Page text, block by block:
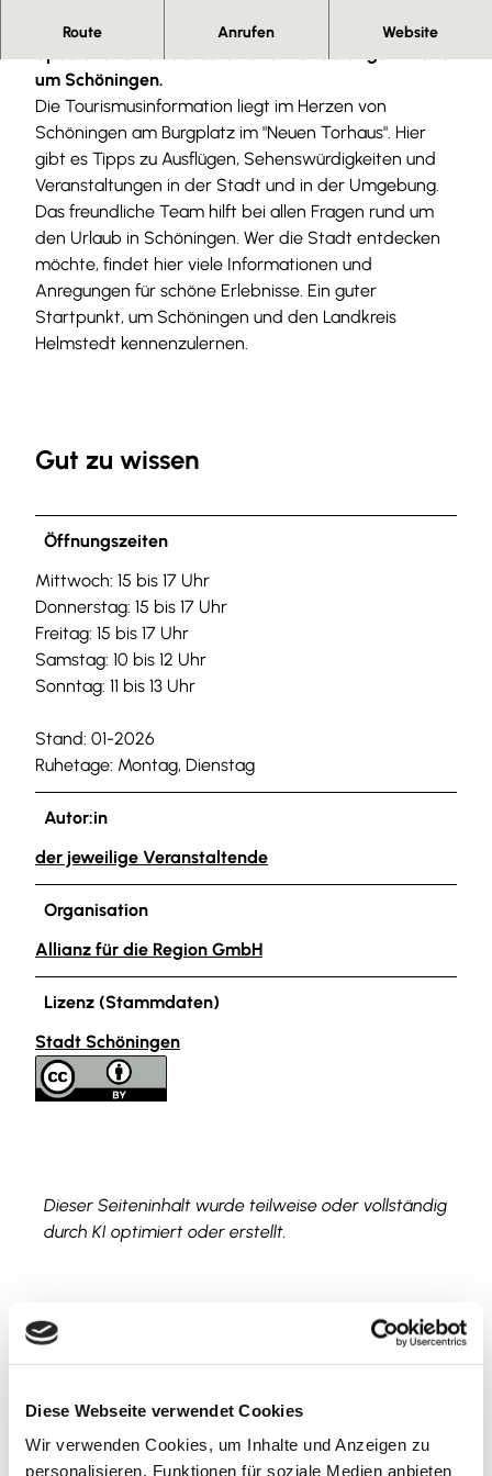
Diese Webseite verwendet Cookies
Wir verwenden Cookies, um Inhalte und Anzeigen zu
personalisieren, Funktionen für soziale Medien anbieten
Route Anrufen Website
Erste Anlaufstelle für alle Fragen zur "Stadt der
um Schöningen.
Die Tourismusinformation liegt im Herzen von
Schöningen am Burgplatz im "Neuen Torhaus". Hier
gibt es Tipps zu Ausflügen, Sehenswürdigkeiten und
Veranstaltungen in der Stadt und in der Umgebung.
Das freundliche Team hilft bei allen Fragen rund um
den Urlaub in Schöningen. Wer die Stadt entdecken
möchte, findet hier viele Informationen und
Anregungen für schöne Erlebnisse. Ein guter
Startpunkt, um Schöningen und den Landkreis
Helmstedt kennenzulernen.
Gut zu wissen
Öffnungszeiten
Mittwoch: 15 bis 17 Uhr
Donnerstag: 15 bis 17 Uhr
Freitag: 15 bis 17 Uhr
Samstag: 10 bis 12 Uhr
Sonntag: 11 bis 13 Uhr
Stand: 01-2026
Ruhetage: Montag, Dienstag
Autor:in
der jeweilige Veranstaltende
Organisation
Allianz für die Region GmbH
Lizenz (Stammdaten)
Stadt Schöningen
Dieser Seiteninhalt wurde teilweise oder vollständig
durch KI optimiert oder erstellt.